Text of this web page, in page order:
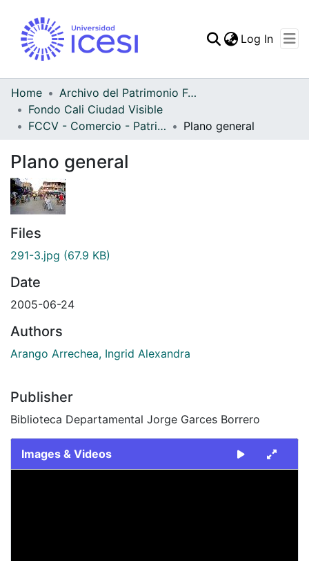
Log In
Home
Archivo del Patrimonio Fotográfico y Fílmico del Valle del Cauca
Fondo Cali Ciudad Visible
FCCV - Comercio - Patrimonial
Plano general
Plano general
Files
291-3.jpg (67.9 KB)
Date
2005-06-24
Authors
Arango Arrechea, Ingrid Alexandra
Publisher
Biblioteca Departamental Jorge Garces Borrero
Images & Videos